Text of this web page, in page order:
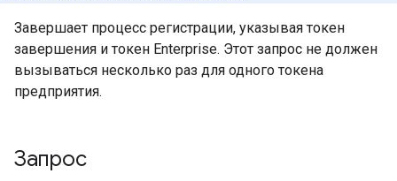
Завершает процесс регистрации, указывая токен
завершения и токен Enterprise. Этот запрос не должен
вызываться несколько раз для одного токена
предприятия.
Запрос